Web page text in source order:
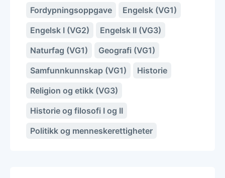
Fordypningsoppgave
Engelsk (VG1)
Engelsk I (VG2)
Engelsk II (VG3)
Naturfag (VG1)
Geografi (VG1)
Samfunnkunnskap (VG1)
Historie
Religion og etikk (VG3)
Historie og filosofi I og II
Politikk og menneskerettigheter